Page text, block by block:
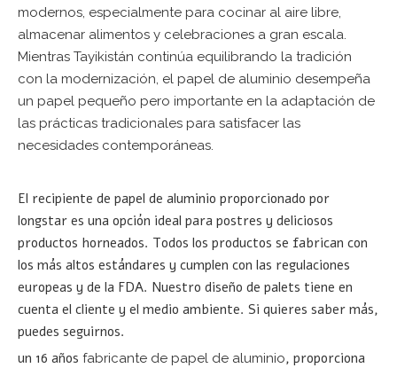
modernos, especialmente para cocinar al aire libre,
almacenar alimentos y celebraciones a gran escala.
Mientras Tayikistán continúa equilibrando la tradición
con la modernización, el papel de aluminio desempeña
un papel pequeño pero importante en la adaptación de
las prácticas tradicionales para satisfacer las
necesidades contemporáneas.
El recipiente de papel de aluminio proporcionado por
longstar es una opción ideal para postres y deliciosos
productos horneados. Todos los productos se fabrican con
los más altos estándares y cumplen con las regulaciones
europeas y de la FDA. Nuestro diseño de palets tiene en
cuenta el cliente y el medio ambiente. Si quieres saber más,
puedes seguirnos.
un 16 años fabricante de papel de aluminio, proporciona